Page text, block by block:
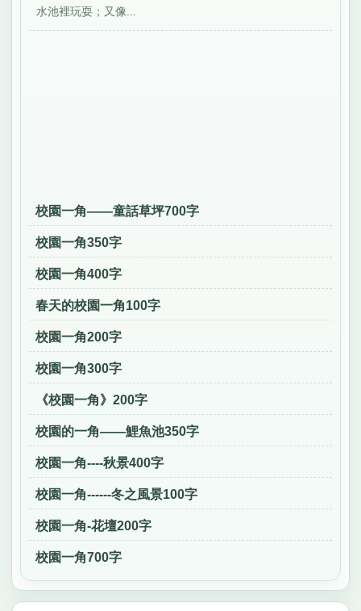
水池裡玩耍；又像...
校園一角——童話草坪700字
校園一角350字
校園一角400字
春天的校園一角100字
校園一角200字
校園一角300字
《校園一角》200字
校園的一角——鯉魚池350字
校園一角----秋景400字
校園一角------冬之風景100字
校園一角-花壇200字
校園一角700字